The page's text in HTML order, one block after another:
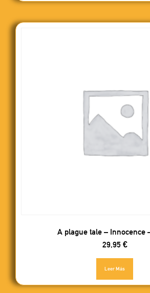
A plague tale – Innocence
29,95 €
Leer Más